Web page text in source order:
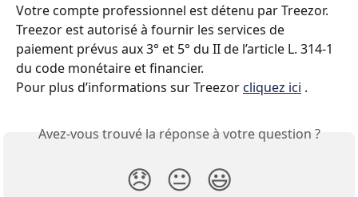
Votre compte professionnel est détenu par Treezor.
Treezor est autorisé à fournir les services de
paiement prévus aux 3° et 5° du II de l’article L. 314-1
du code monétaire et financier.
Pour plus d’informations sur Treezor cliquez ici .
Avez-vous trouvé la réponse à votre question ?
😞 😐 😃